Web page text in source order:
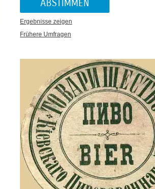
Ergebnisse zeigen
Frühere Umfragen